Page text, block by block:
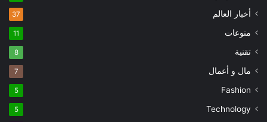
أخبار العالم 37
منوعات 11
تقنية 8
مال و أعمال 7
Fashion
5
Technology
5